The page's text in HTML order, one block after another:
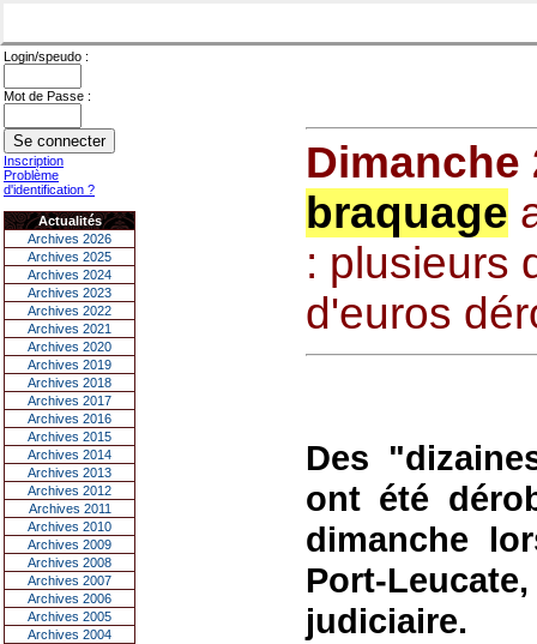
Login/speudo :
Mot de Passe :
Inscription
Problème
d'identification ?
Actualités
Archives 2026
Archives 2025
Archives 2024
Archives 2023
Archives 2022
Archives 2021
Archives 2020
Archives 2019
Archives 2018
Archives 2017
Archives 2016
Archives 2015
Archives 2014
Archives 2013
Archives 2012
Archives 2011
Archives 2010
Archives 2009
Archives 2008
Archives 2007
Archives 2006
Archives 2005
Archives 2004
Dimanche
braquage
: plusieurs
d'euros
Des
ont été
dimanche
Port-
judiciaire.